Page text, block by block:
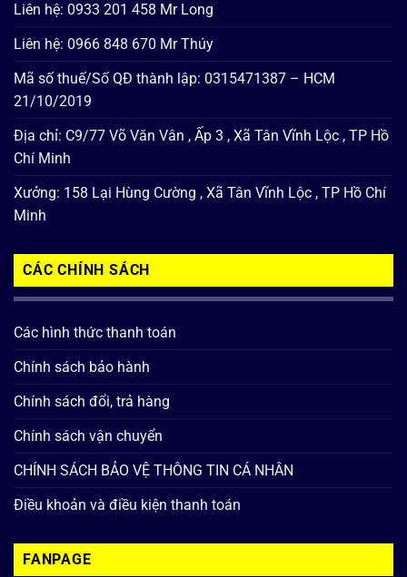
Liên hệ: 0933 201 458 Mr Long
Liên hệ: 0966 848 670 Mr Thúy
Mã số thuế/Số QĐ thành lập: 0315471387 – HCM
21/10/2019
Địa chỉ: C9/77 Võ Văn Vân , Ấp 3 , Xã Tân Vĩnh Lộc , TP Hồ
Chí Minh
Xưởng: 158 Lại Hùng Cường , Xã Tân Vĩnh Lộc , TP Hồ Chí
Minh
CÁC CHÍNH SÁCH
Các hình thức thanh toán
Chính sách bảo hành
Chính sách đổi, trả hàng
Chính sách vận chuyển
CHÍNH SÁCH BẢO VỆ THÔNG TIN CÁ NHÂN
Điều khoản và điều kiện thanh toán
FANPAGE